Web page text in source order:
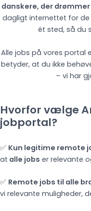
danskere, der
dagligt internettet for
ét sted, så du
Alle jobs på vores portal
betyder, at du ikke
– vi har
Hvorfor vælge
jobportal?
✅ Kun legitime remote
at alle jobs er relevante
✅ Remote jobs til alle
vi relevante muligheder,